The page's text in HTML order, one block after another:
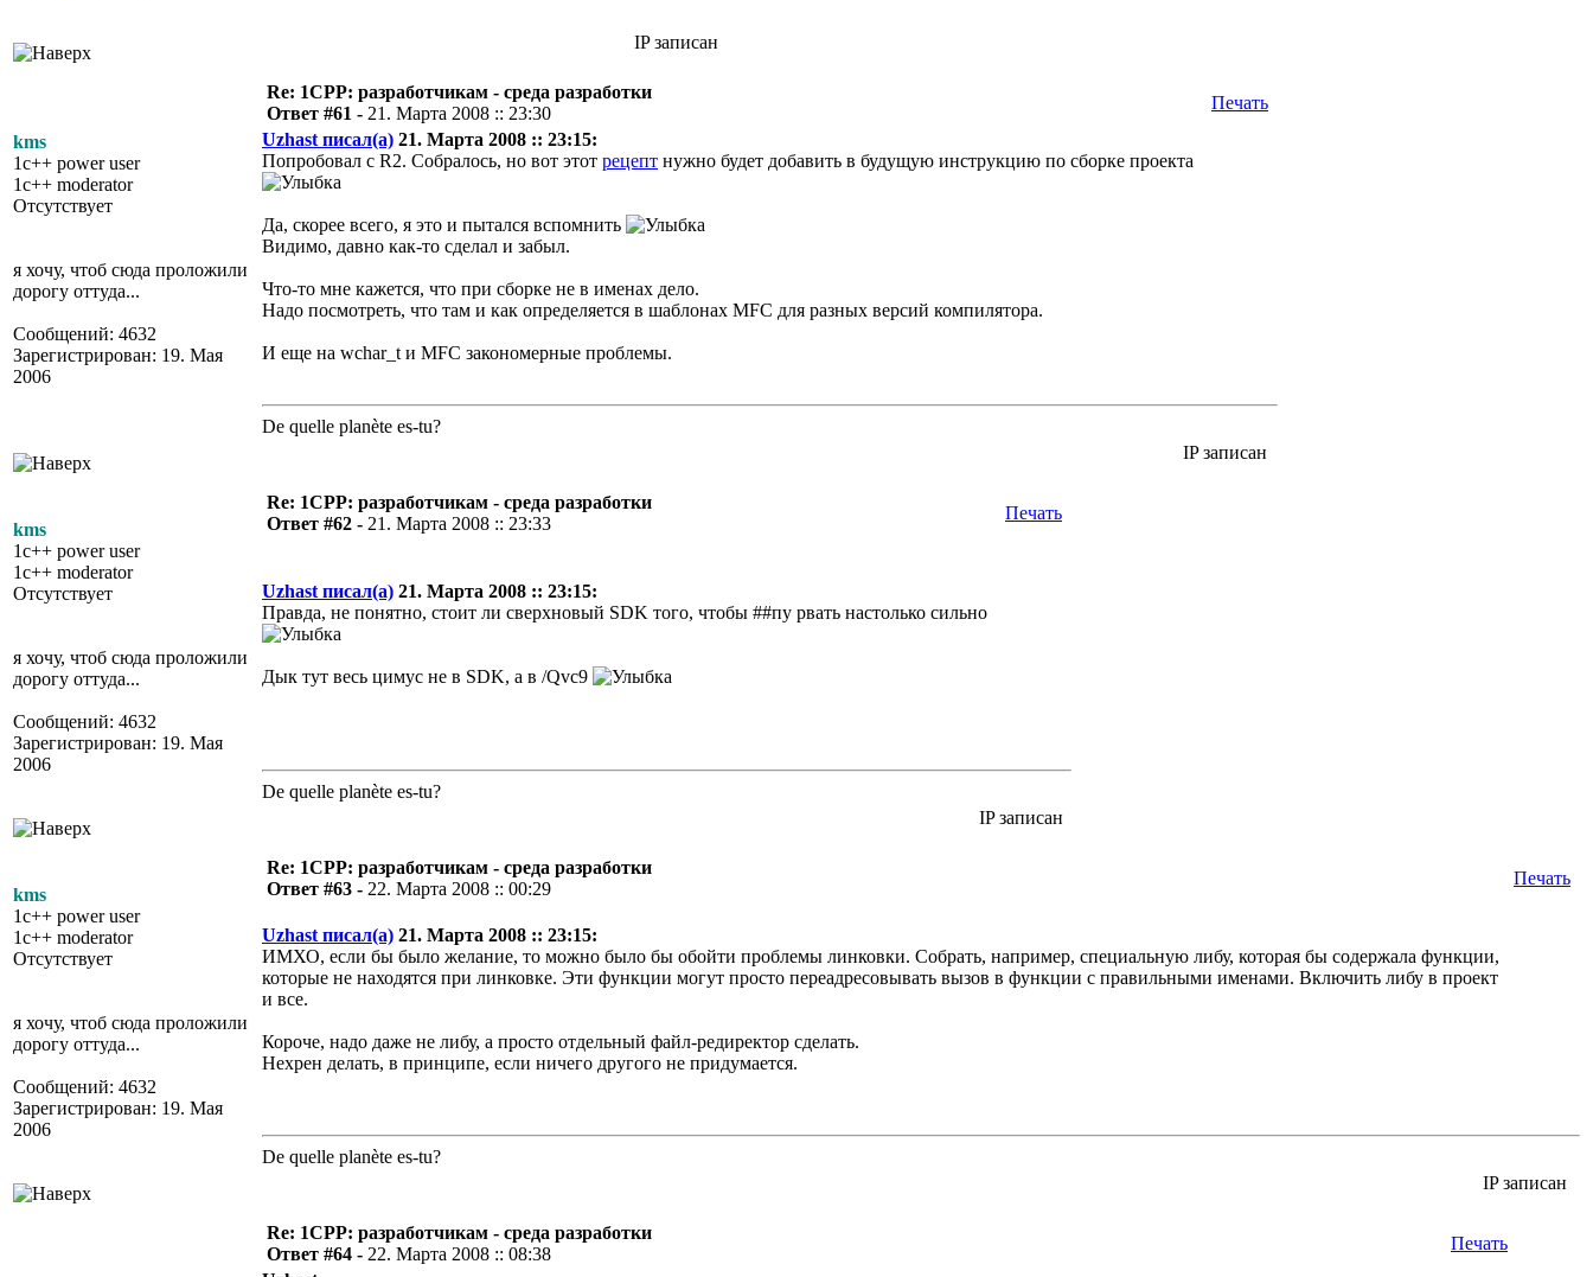
IP записан
kms
1c++ power user
1c++ moderator
Отсутствует
я хочу, чтоб сюда проложили
дорогу оттуда...
Сообщений: 4632
Зарегистрирован: 19. Мая
2006
Re: 1CPP: разработчикам - среда разработки
Ответ #61 - 21. Марта 2008 :: 23:30
Печать
Uzhast писал(а) 21. Марта 2008 :: 23:15:
Попробовал с R2. Собралось, но вот этот рецепт нужно будет добавить в будущую инструкцию по сборке проекта
Да, скорее всего, я это и пытался вспомнить
Видимо, давно как-то сделал и забыл.
Что-то мне кажется, что при сборке не в именах дело.
Надо посмотреть, что там и как определяется в шаблонах MFC для разных версий компилятора.
И еще на wchar_t и MFC закономерные проблемы.
De quelle planète es-tu?
IP записан
kms
1c++ power user
1c++ moderator
Отсутствует
я хочу, чтоб сюда проложили
дорогу оттуда...
Сообщений: 4632
Зарегистрирован: 19. Мая
2006
Re: 1CPP: разработчикам - среда разработки
Ответ #62 - 21. Марта 2008 :: 23:33
Печать
Uzhast писал(а) 21. Марта 2008 :: 23:15:
Правда, не понятно, стоит ли сверхновый SDK того, чтобы ##пу рвать настолько сильно
Дык тут весь цимус не в SDK, а в /Qvc9
De quelle planète es-tu?
IP записан
kms
1c++ power user
1c++ moderator
Отсутствует
я хочу, чтоб сюда проложили
дорогу оттуда...
Сообщений: 4632
Зарегистрирован: 19. Мая
2006
Re: 1CPP: разработчикам - среда разработки
Ответ #63 - 22. Марта 2008 :: 00:29
Печать
Uzhast писал(а) 21. Марта 2008 :: 23:15:
ИМХО, если бы было желание, то можно было бы обойти проблемы линковки. Собрать, например, специальную либу, которая бы содержала функции,
которые не находятся при линковке. Эти функции могут просто переадресовывать вызов в функции с правильными именами. Включить либу в проект
и все.
Короче, надо даже не либу, а просто отдельный файл-редиректор сделать.
Нехрен делать, в принципе, если ничего другого не придумается.
De quelle planète es-tu?
IP записан
Re: 1CPP: разработчикам - среда разработки
Ответ #64 - 22. Марта 2008 :: 08:38
Печать